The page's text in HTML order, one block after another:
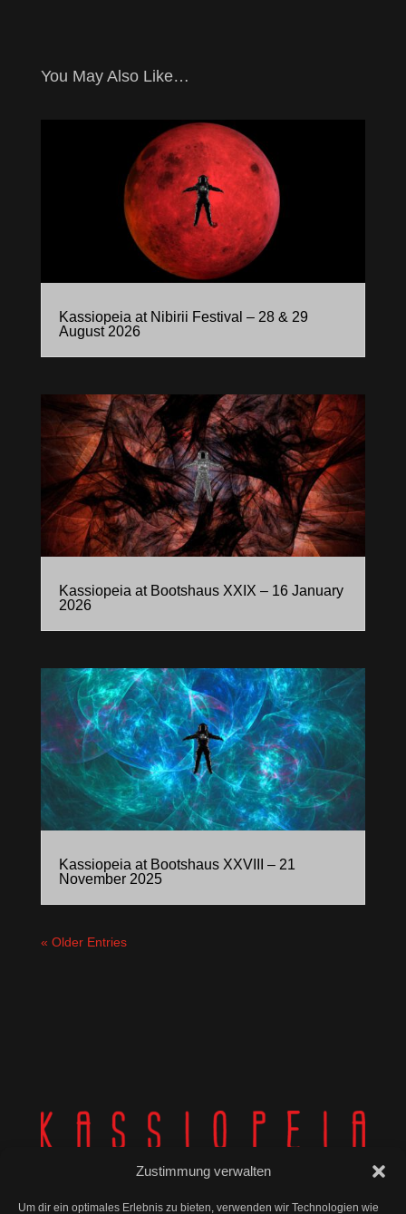
Zustimmung verwalten
Um dir ein optimales Erlebnis zu bieten, verwenden wir Technologien wie
You May Also Like…
Kassiopeia at Nibirii Festival – 28 & 29
August 2026
Kassiopeia at Bootshaus XXIX – 16 January
2026
Kassiopeia at Bootshaus XXVIII – 21
November 2025
« Older Entries